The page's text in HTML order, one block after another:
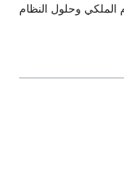
الملكي وحلول النظام